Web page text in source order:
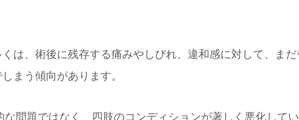
は、術後に残存する痛みやしびれ、違和感に対して、ま
まう傾向があります。
問題ではなく、四肢のコンディションが著しく悪化して